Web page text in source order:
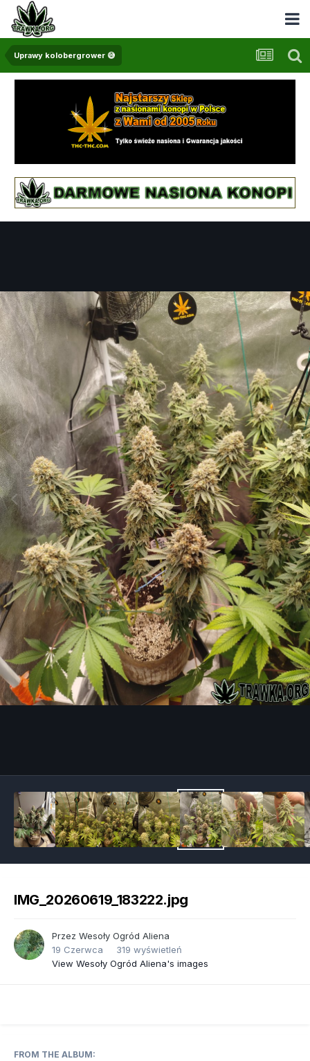
Uprawy kolobergrower 😅
IMG_20260619_183222.jpg
Przez Wesoły Ogród Aliena
19 Czerwca
319 wyświetleń
View Wesoły Ogród Aliena's images
FROM THE ALBUM: